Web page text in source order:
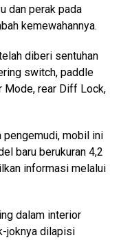
dan perak pada
kemewahannya.
diberi sentuhan
switch, paddle
Mode, rear Diff Lock,
pengemudi, mobil ini
baru berukuran 4,2
informasi melalui
dalam interior
joknya dilapisi